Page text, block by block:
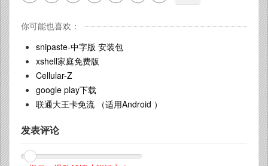
你可能也喜欢：
snipaste-中字版 安装包
xshell家庭免费版
Cellular-Z
google play下载
联通大王卡免流 （适用Android ）
发表评论